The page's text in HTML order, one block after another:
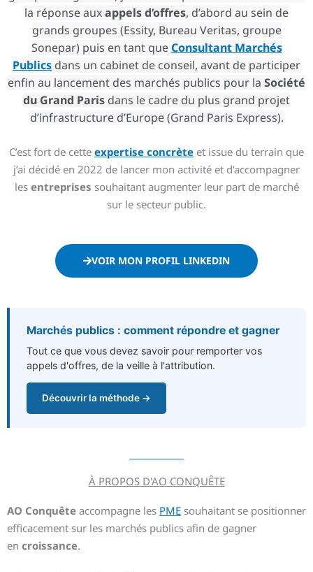
la réponse auxappels d’offres, d’abord au sein de
grands groupes (Essity, Bureau Veritas, groupe
Sonepar) puis en tant queConsultant Marchés
Publics dans un cabinet de conseil, avant de participer
enfin au lancement des marchés publics pour la Société
du Grand Paris dans le cadre du plus grand projet
d’infrastructure d’Europe (Grand Paris Express).
C’est fort de cette expertise concrète et issue du terrain que
j’ai décidé en 2022 de lancer mon activité et d’accompagner
les entreprises souhaitant augmenter leur part de marché
sur le secteur public.
VOIR MON PROFIL LINKEDIN
Marchés publics : comment répondre et gagner
Tout ce que vous devez savoir pour remporter vos
appels d'offres, de la veille à l'attribution.
Découvrir la méthode →
À PROPOS D'AO CONQUÊTE
AO Conquête accompagne les PME souhaitant se positionner
efficacement sur les marchés publics afin de gagner
en croissance.